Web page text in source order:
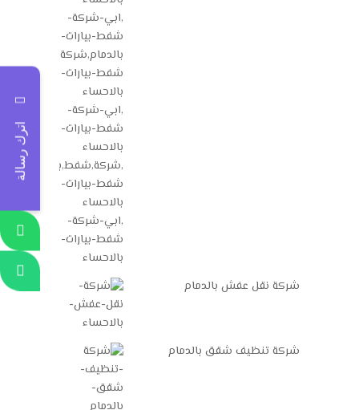
شركة نقل عفش بالدمام
شركة تنظيف شقق بالدمام
اترك رسالة